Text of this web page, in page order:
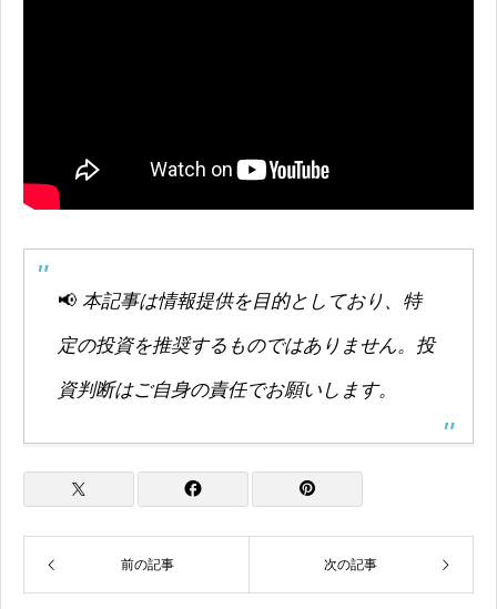
📢 本記事は情報提供を目的としており、特
定の投資を推奨するものではありません。投
資判断はご自身の責任でお願いします。
前の記事 次の記事